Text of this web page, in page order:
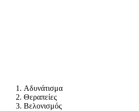
Αδυνάτισμα
Θεραπείες
Βελονισμός